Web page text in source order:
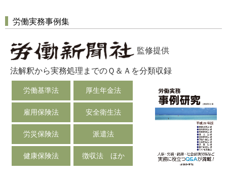
労働実務事例集
監修提供
法解釈から実務処理までのＱ＆Ａを分類収録
労働基準法 厚生年金法
雇用保険法 安全衛生法
労災保険法 派遣法
健康保険法 徴収法 ほか